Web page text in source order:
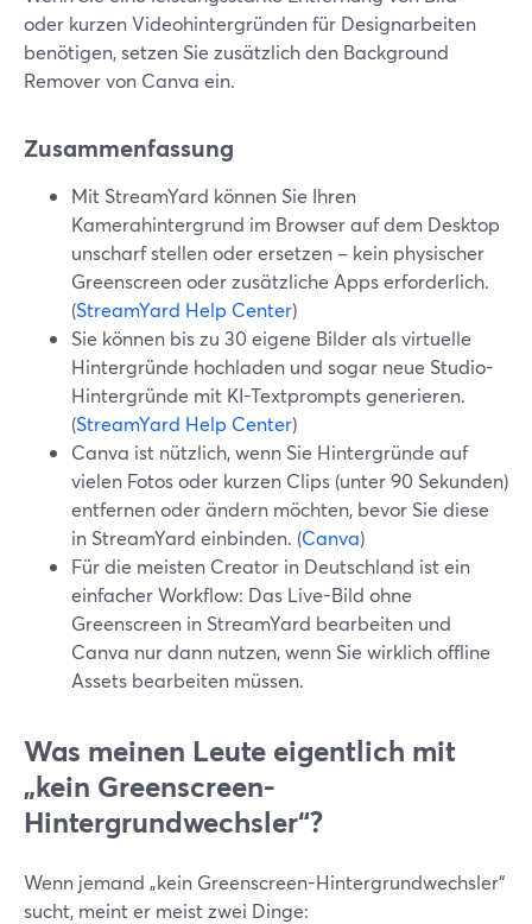
oder kurzen Videohintergründen für Designarbeiten
benötigen, setzen Sie zusätzlich den Background
Remover von Canva ein.
Zusammenfassung
Mit StreamYard können Sie Ihren
Kamerahintergrund im Browser auf dem Desktop
unscharf stellen oder ersetzen – kein physischer
Greenscreen oder zusätzliche Apps erforderlich.
(StreamYard Help Center)
Sie können bis zu 30 eigene Bilder als virtuelle
Hintergründe hochladen und sogar neue Studio-
Hintergründe mit KI-Textprompts generieren.
(StreamYard Help Center)
Canva ist nützlich, wenn Sie Hintergründe auf
vielen Fotos oder kurzen Clips (unter 90 Sekunden)
entfernen oder ändern möchten, bevor Sie diese
in StreamYard einbinden. (Canva)
Für die meisten Creator in Deutschland ist ein
einfacher Workflow: Das Live-Bild ohne
Greenscreen in StreamYard bearbeiten und
Canva nur dann nutzen, wenn Sie wirklich offline
Assets bearbeiten müssen.
Was meinen Leute eigentlich mit
„kein Greenscreen-
Hintergrundwechsler“?
Wenn jemand „kein Greenscreen-Hintergrundwechsler“
sucht, meint er meist zwei Dinge: